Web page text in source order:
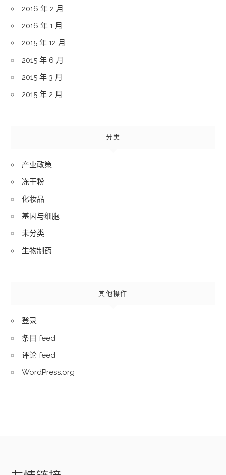
2016 年 2 月
2016 年 1 月
2015 年 12 月
2015 年 6 月
2015 年 3 月
2015 年 2 月
分类
产业政策
冻干粉
化妆品
基因与细胞
未分类
生物制药
其他操作
登录
条目 feed
评论 feed
WordPress.org